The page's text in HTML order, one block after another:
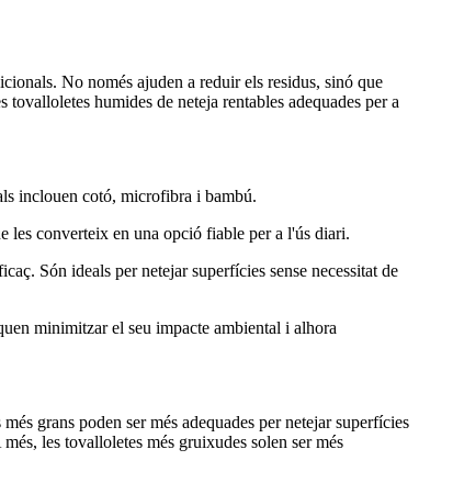
No només ajuden a reduir els residus, sinó que
humides de neteja rentables adequades per a
inclouen cotó, microfibra i bambú.
les converteix en una opció fiable per a l'ús diari.
Són ideals per netejar superfícies sense necessitat de
minimitzar el seu impacte ambiental i alhora
grans poden ser més adequades per netejar superfícies
les tovalloletes més gruixudes solen ser més